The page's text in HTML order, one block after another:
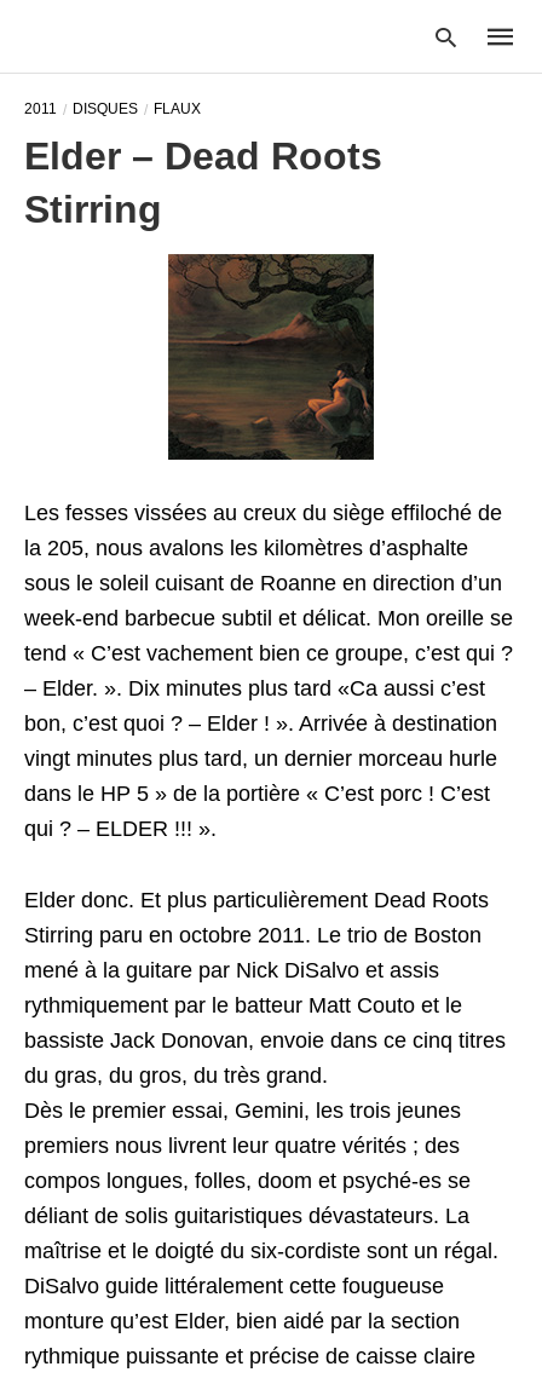
2011 DISQUES FLAUX
Elder – Dead Roots
Stirring
Les fesses vissées au creux du siège effiloché de
la 205, nous avalons les kilomètres d’asphalte
sous le soleil cuisant de Roanne en direction d’un
week-end barbecue subtil et délicat. Mon oreille se
tend « C’est vachement bien ce groupe, c’est qui ?
– Elder. ». Dix minutes plus tard «Ca aussi c’est
bon, c’est quoi ? – Elder ! ». Arrivée à destination
vingt minutes plus tard, un dernier morceau hurle
dans le HP 5 » de la portière « C’est porc ! C’est
qui ? – ELDER !!! ».
Elder donc. Et plus particulièrement Dead Roots
Stirring paru en octobre 2011. Le trio de Boston
mené à la guitare par Nick DiSalvo et assis
rythmiquement par le batteur Matt Couto et le
bassiste Jack Donovan, envoie dans ce cinq titres
du gras, du gros, du très grand.
Dès le premier essai, Gemini, les trois jeunes
premiers nous livrent leur quatre vérités ; des
compos longues, folles, doom et psyché-es se
déliant de solis guitaristiques dévastateurs. La
maîtrise et le doigté du six-cordiste sont un régal.
DiSalvo guide littéralement cette fougueuse
monture qu’est Elder, bien aidé par la section
rythmique puissante et précise de caisse claire